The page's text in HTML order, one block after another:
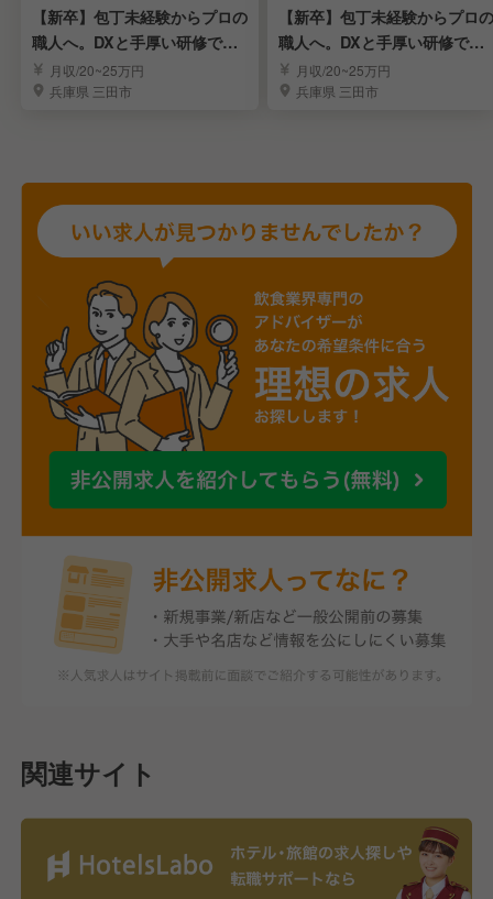
【新卒】包丁未経験からプロの
職人へ。DXと手厚い研修で成
長を支える！
月収/20~25万円
兵庫県 三田市
【新卒】包丁未経験からプロの
職人へ。DXと手厚い研修で成
長を支える！！
月収/20~25万円
兵庫県 三田市
関連サイト